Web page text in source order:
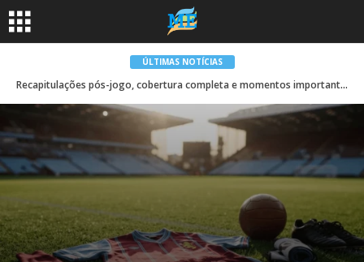
ÚLTIMAS NOTÍCIAS
Recapitulações pós-jogo, cobertura completa e momentos importantes